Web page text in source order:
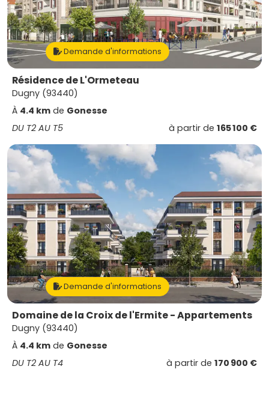
Demande d'informations
Résidence de L'Ormeteau
Dugny (93440)
À 4.4 km de Gonesse
DU T2 AU T5
à partir de 165 100 €
Demande d'informations
Domaine de la Croix de l'Ermite - Appartements
Dugny (93440)
À 4.4 km de Gonesse
DU T2 AU T4
à partir de 170 900 €